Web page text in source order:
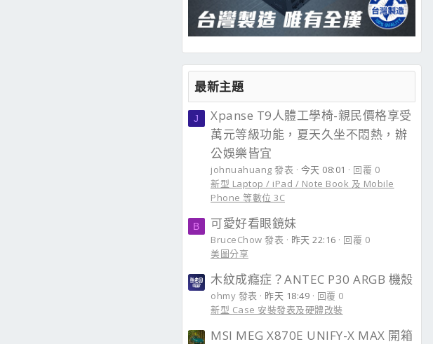
最新主題
J
Xpanse T9人體工學椅-親民價格享受
萬元等級功能，夏天久坐不悶熱，辦
公娛樂皆宜
johnuahuang 發表 今天 08:01
回覆 0
新型 Laptop / iPad / Note Book 及 Mobile
Phone 等數位 3C
B 可愛好看眼鏡妹
BruceChow 發表 昨天 22:16
回覆 0
美圖分享
木紋成癮症？ANTEC P30 ARGB 機殼
ohmy 發表 昨天 18:49
回覆 0
新型 Case 安裝發表及硬體改裝
MSI MEG X870E UNIFY-X MAX 開箱